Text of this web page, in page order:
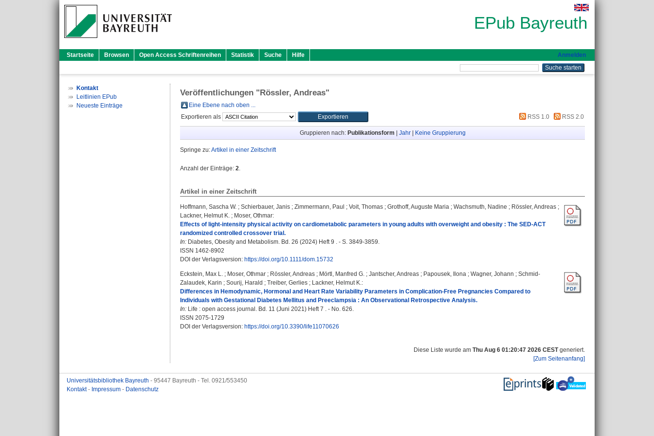
EPub Bayreuth
Startseite Browsen Open Access Schriftenreihen Statistik Suche Hilfe Anmelden
Kontakt
Leitlinien EPub
Neueste Einträge
Veröffentlichungen "Rössler, Andreas"
Eine Ebene nach oben ...
Exportieren als
RSS 1.0 RSS 2.0
Gruppieren nach: Publikationsform Jahr| Keine Gruppierung
Springe zu:Artikel in einer Zeitschrift
Anzahl der Einträge: 2.
Artikel in einer Zeitschrift
Hoffmann, Sascha W. ; Schierbauer, Janis ; Zimmermann, Paul ; Voit, Thomas ; Grothoff, Auguste Maria ; Wachsmuth, Nadine ; Rössler, Andreas ;
Lackner, Helmut K. ; Moser, Othmar:
Effects of light‐intensity physical activity on cardiometabolic parameters in young adults with overweight and obesity : The SED‐ACT
randomized controlled crossover trial.
In: Diabetes, Obesity and Metabolism. Bd. 26 (2024) Heft 9 . - S. 3849-3859.
ISSN 1462-8902
DOI der Verlagsversion: https://doi.org/10.1111/dom.15732
Eckstein, Max L. ; Moser, Othmar ; Rössler, Andreas ; Mörtl, Manfred G. ; Jantscher, Andreas ; Papousek, Ilona ; Wagner, Johann ; Schmid-
Zalaudek, Karin ; Sourij, Harald ; Treiber, Gerlies ; Lackner, Helmut K.:
Differences in Hemodynamic, Hormonal and Heart Rate Variability Parameters in Complication-Free Pregnancies Compared to
Individuals with Gestational Diabetes Mellitus and Preeclampsia : An Observational Retrospective Analysis.
In: Life : open access journal. Bd. 11 (Juni 2021) Heft 7 . - No. 626.
ISSN 2075-1729
DOI der Verlagsversion: https://doi.org/10.3390/life11070626
Diese Liste wurde am Thu Aug 6 01:20:47 2026 CESTgeneriert.
[Zum Seitenanfang]
Universitätsbibliothek Bayreuth - 95447 Bayreuth - Tel. 0921/553450
Kontakt- Impressum - Datenschutz